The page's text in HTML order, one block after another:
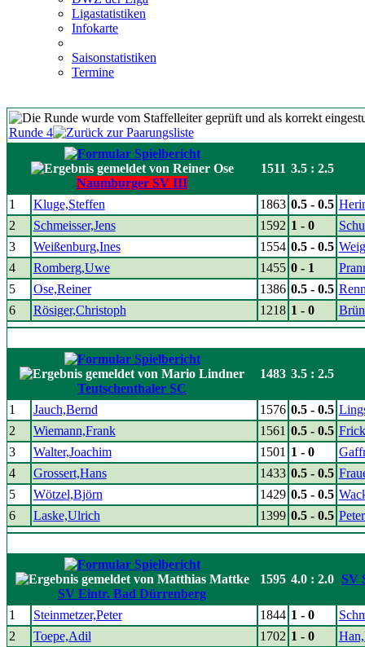
Ligastatistiken
Infokarte
Saisonstatistiken
Termine
Runde 4
Naumburger SV III
1511 3.5 : 2.5
1 Kluge,Steffen 1863 0.5 - 0.5
2
Schmeisser,Jens 1592 1 - 0
3
Weißenburg,Ines 1554 0.5 - 0.5
4
Romberg,Uwe 1455 0 - 1
5
Ose,Reiner 1386 0.5 - 0.5
6
Rösiger,Christoph 1218 1 - 0
Teutschenthaler SC
1483 3.5 : 2.5
1 Jauch,Bernd 1576 0.5 - 0.5
2
Wiemann,Frank 1561 0.5 - 0.5
3
Walter,Joachim 1501 1 - 0
4
Grossert,Hans 1433 0.5 - 0.5
5
Wötzel,Björn 1429 0.5 - 0.5
6
Laske,Ulrich 1399 0.5 - 0.5
SV Eintr. Bad Dürrenberg
1595 4.0 : 2.0 SV
1 Steinmetzer,Peter 1844 1 - 0
2
Toepe,Adil 1702 1 - 0